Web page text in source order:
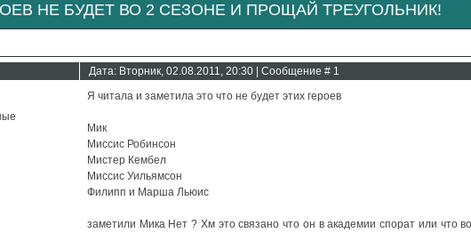
НЕ БУДЕТ ВО 2 СЕЗОНЕ И ПРОЩАЙ ТРЕУГОЛЬНИК!
Дата: Вторник, 02.08.2011, 20:30 | Сообщение # 1
Я читала и заметила это что не будет этих героев
Мик
Миссис Робинсон
Мистер Кембел
Миссис Уильямсон
Филипп и Марша Льюис
заметили Мика Нет ? Хм это связано что он в академии спорат или что